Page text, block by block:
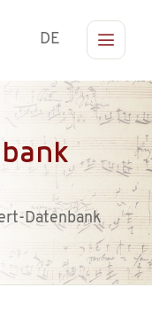
DE
Datenbank